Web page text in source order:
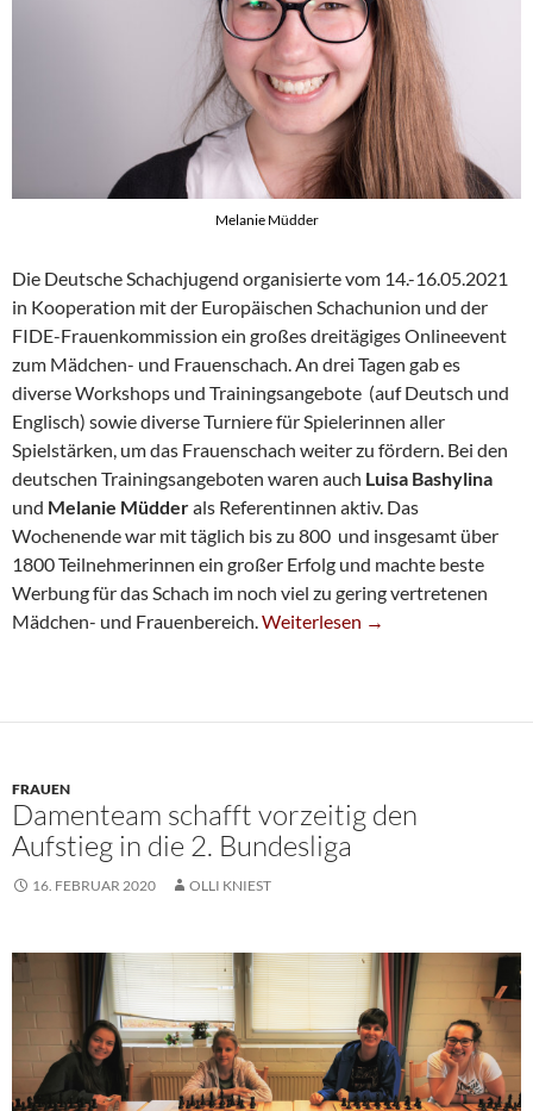
Melanie Müdder
Die Deutsche Schachjugend organisierte vom 14.-16.05.2021
in Kooperation mit der Europäischen Schachunion und der
FIDE-Frauenkommission ein großes dreitägiges Onlineevent
zum Mädchen- und Frauenschach. An drei Tagen gab es
diverse Workshops und Trainingsangebote (auf Deutsch und
Englisch) sowie diverse Turniere für Spielerinnen aller
Spielstärken, um das Frauenschach weiter zu fördern. Bei den
deutschen Trainingsangeboten waren auch Luisa Bashylina
und Melanie Müdderals Referentinnen aktiv. Das
Wochenende war mit täglich bis zu 800 und insgesamt über
1800 Teilnehmerinnen ein großer Erfolg und machte beste
Werbung für das Schach im noch viel zu gering vertretenen
Mädchen- und Frauenbereich.SG-Mädchen Sehr Erfolgreich
Weiterlesen →
FRAUEN
Damenteam schafft vorzeitig den
Aufstieg in die 2. Bundesliga
16. FEBRUAR 2020 OLLI KNIEST